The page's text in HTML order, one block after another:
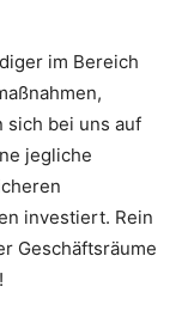
im Bereich
sich bei uns auf
jegliche
investiert. Rein
Geschäftsräume